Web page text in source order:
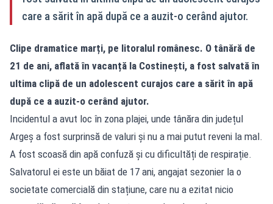
care a sărit în apă după ce a auzit-o cerând ajutor.
Clipe dramatice marți, pe litoralul românesc. O tânără de
21 de ani, aflată în vacanță la Costinești, a fost salvată în
ultima clipă de un adolescent curajos care a sărit în apă
după ce a auzit-o cerând ajutor.
Incidentul a avut loc în zona plajei, unde tânăra din județul
Argeș a fost surprinsă de valuri și nu a mai putut reveni la mal.
A fost scoasă din apă confuză și cu dificultăți de respirație.
Salvatorul ei este un băiat de 17 ani, angajat sezonier la o
societate comercială din stațiune, care nu a ezitat nicio